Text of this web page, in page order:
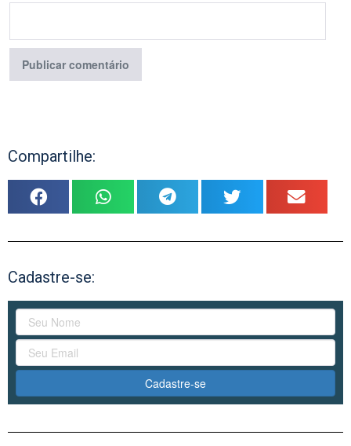
Compartilhe:
Cadastre-se:
Cadastre-se